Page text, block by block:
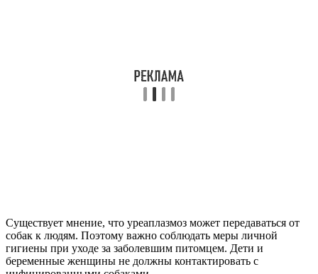
Существует мнение, что уреаплазмоз может передаваться от
собак к людям. Поэтому важно соблюдать меры личной
гигиены при уходе за заболевшим питомцем. Дети и
беременные женщины не должны контактировать с